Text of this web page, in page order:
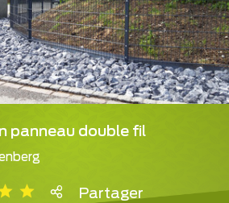
panneau double fil
Partager